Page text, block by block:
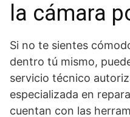
la cámara
Si no te sientes
dentro tú mismo,
servicio técnico
especializada en
cuentan con las